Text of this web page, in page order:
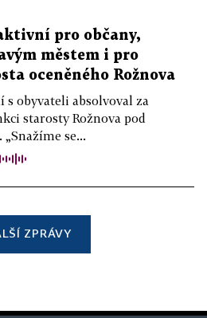
pro občany,
městem i pro
oceněného Rožnova
s obyvateli absolvoval za
starosty Rožnova pod
„Snažíme se...
ZPRÁVY